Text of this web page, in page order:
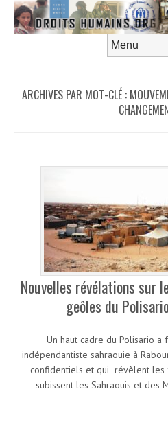
ARCHIVES PAR MOT-CLÉ :
Nouvelles révélations sur
geôles du
Un haut cadre du Polisario a
indépendantiste sahraouie à
confidentiels et qui révèlent les
subissent les Sahraouis et des